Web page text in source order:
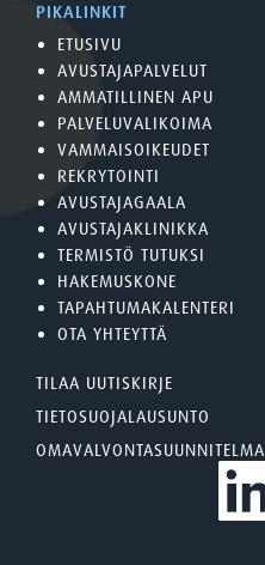
PIKALINKIT
ETUSIVU
AVUSTAJAPALVELUT
AMMATILLINEN APU
PALVELUVALIKOIMA
VAMMAISOIKEUDET
REKRYTOINTI
AVUSTAJAGAALA
AVUSTAJAKLINIKKA
TERMISTÖ TUTUKSI
HAKEMUSKONE
TAPAHTUMAKALENTERI
OTA YHTEYTTÄ
TILAA UUTISKIRJE
TIETOSUOJALAUSUNTO
OMAVALVONTASUUNNITELMA